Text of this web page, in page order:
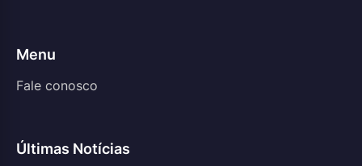
Menu
Fale conosco
Últimas Notícias